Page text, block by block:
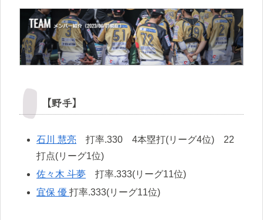
【野手】
石川 慧亮 打率.330 4本塁打(リーグ4位) 22
打点(リーグ1位)
佐々木 斗夢 打率.333(リーグ11位)
宜保 優打率.333(リーグ11位)